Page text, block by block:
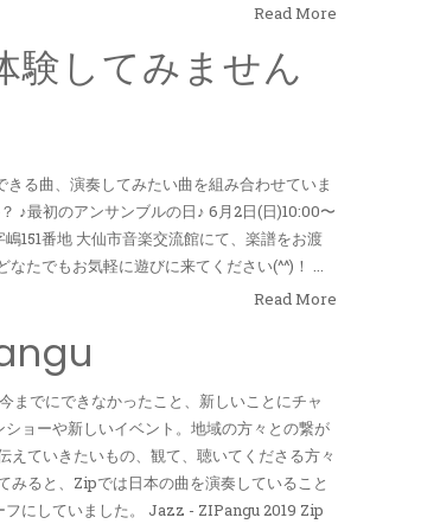
Read More
験してみません
る曲、演奏してみたい曲を組み合わせていま
♪最初のアンサンブルの日♪ 6月2日(日)10:00〜
151番地 大仙市音楽交流館にて、楽譜をお渡
たでもお気軽に遊びに来てください(^^)！ ...
Read More
までにできなかったこと、新しいことにチャ
ョーや新しいイベント。地域の方々との繋が
えていきたいもの、観て、聴いてくださる方々
みると、Zipでは日本の曲を演奏していること
にしていました。 Jazz - ZIPangu 2019 Zip